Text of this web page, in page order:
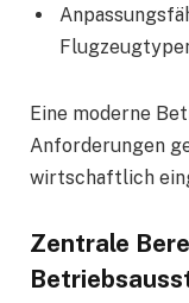
Eine moderne
Anforderungen
wirtschaftlich
Zentrale